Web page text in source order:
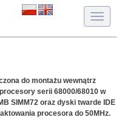
Toggle
do montażu wewnątrz
serii 68000/68010 w
SIMM72 oraz dyski twarde IDE
procesora do 50MHz.